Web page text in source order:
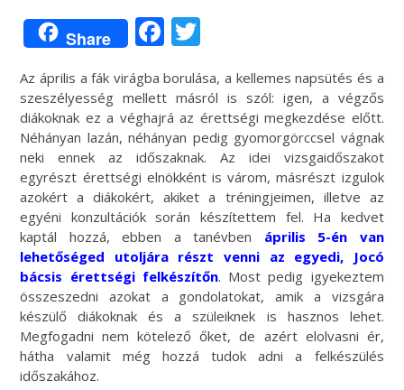
Share Facebook
Az április a fák virágba borulása, a kellemes napsütés és a
szeszélyesség mellett másról is szól: igen, a végzős
diákoknak ez a véghajrá az érettségi megkezdése előtt.
Néhányan lazán, néhányan pedig gyomorgörccsel vágnak
neki ennek az időszaknak. Az idei vizsgaidőszakot
egyrészt érettségi elnökként is várom, másrészt izgulok
azokért a diákokért, akiket a tréningjeimen, illetve az
egyéni konzultációk során készítettem fel. Ha kedvet
kaptál hozzá, ebben a tanévben április 5-én van
lehetőséged utoljára részt venni az egyedi, Jocó
bácsis érettségi felkészítőn. Most pedig igyekeztem
összeszedni azokat a gondolatokat, amik a vizsgára
készülő diákoknak és a szüleiknek is hasznos lehet.
Megfogadni nem kötelező őket, de azért elolvasni ér,
hátha valamit még hozzá tudok adni a felkészülés
időszakához.